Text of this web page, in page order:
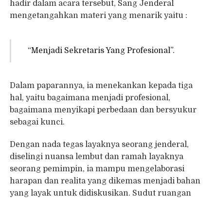
hadir dalam acara tersebut, Sang Jenderal
mengetangahkan materi yang menarik yaitu :
“Menjadi Sekretaris Yang Profesional”.
Dalam paparannya, ia menekankan kepada tiga
hal, yaitu bagaimana menjadi profesional,
bagaimana menyikapi perbedaan dan bersyukur
sebagai kunci.
Dengan nada tegas layaknya seorang jenderal,
diselingi nuansa lembut dan ramah layaknya
seorang pemimpin, ia mampu mengelaborasi
harapan dan realita yang dikemas menjadi bahan
yang layak untuk didiskusikan. Sudut ruangan